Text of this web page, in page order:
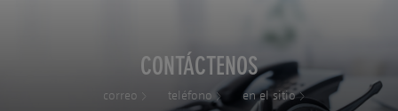
CONTÁCTENOS
correo teléfono en el sitio